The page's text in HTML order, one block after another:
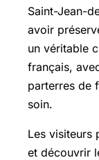
Saint-Jean-
avoir
un véritable
français,
parterres de
soin.
Les visiteurs
et découvrir